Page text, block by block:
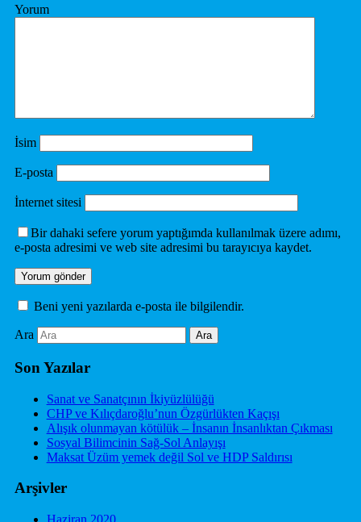
Yorum
İsim
E-posta
İnternet sitesi
Bir dahaki sefere yorum yaptığımda kullanılmak üzere adımı,
e-posta adresimi ve web site adresimi bu tarayıcıya kaydet.
Beni yeni yazılarda e-posta ile bilgilendir.
Ara
Son Yazılar
Sanat ve Sanatçının İkiyüzlülüğü
CHP ve Kılıçdaroğlu’nun Özgürlükten Kaçışı
Alışık olunmayan kötülük – İnsanın İnsanlıktan Çıkması
Sosyal Bilimcinin Sağ-Sol Anlayışı
Maksat Üzüm yemek değil Sol ve HDP Saldırısı
Arşivler
Haziran 2020